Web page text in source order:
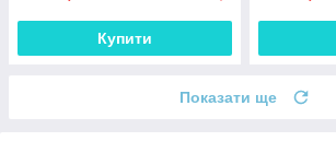
Купити
Показати ще